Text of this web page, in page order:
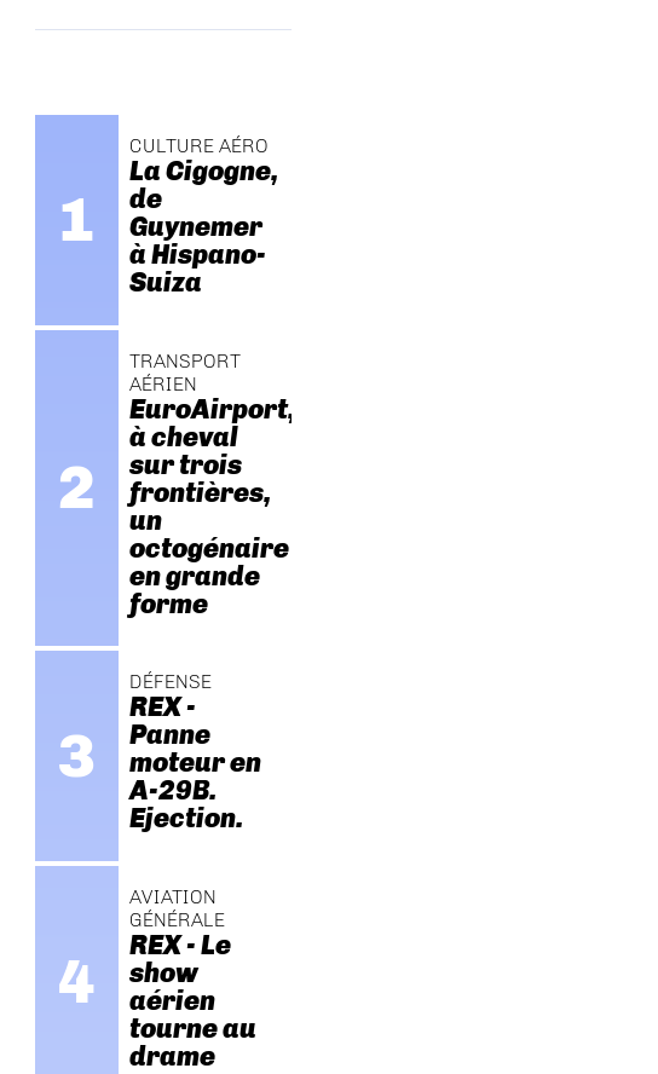
CULTURE AÉRO
La Cigogne,
de
Guynemer
à Hispano-
Suiza
TRANSPORT
AÉRIEN
EuroAirport,
à cheval
sur trois
frontières,
un
octogénaire
en grande
forme
DÉFENSE
REX -
Panne
moteur en
A-29B.
Ejection.
AVIATION
GÉNÉRALE
REX - Le
show
aérien
tourne au
drame